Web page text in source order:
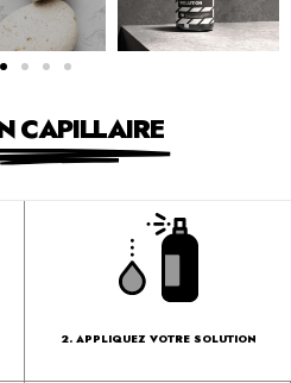
CAPILLAIRE
2. APPLIQUEZ VOTRE SOLUTION